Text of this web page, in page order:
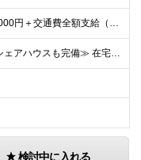
⽉給250,000円～300,000円＋交通費全額⽀給（正社員登⽤後︓昇給年4回） ※給与は経験・スキルなどを考慮の上、最終決定いたします ※上記額にはみなし残業代(⽉14時間分、2万4,648円分
≪フルリモートOK！シェアハウスも完備≫ 在宅勤務(通勤不要)、または希望により一都三県・大阪・名古屋・福岡を中心とした全国の各プロジェクト先での勤務となります。 ※直行直帰OK ★勤務エリアはご希望
検討中に入れる